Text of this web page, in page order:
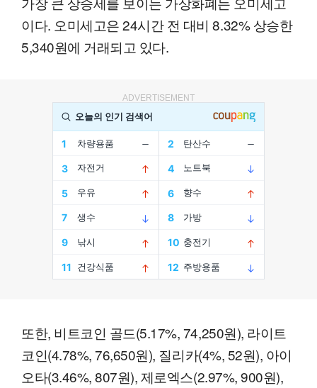
이다. 오미세고은 24시간 전 대비 8.32% 상승한
5,340원에 거래되고 있다.
ADVERTISEMENT
또한, 비트코인 골드(5.17%, 74,250원), 라이트
코인(4.78%, 76,650원), 질리카(4%, 52원), 아이
오타(3.46%, 807원), 제로엑스(2.97%, 900원),